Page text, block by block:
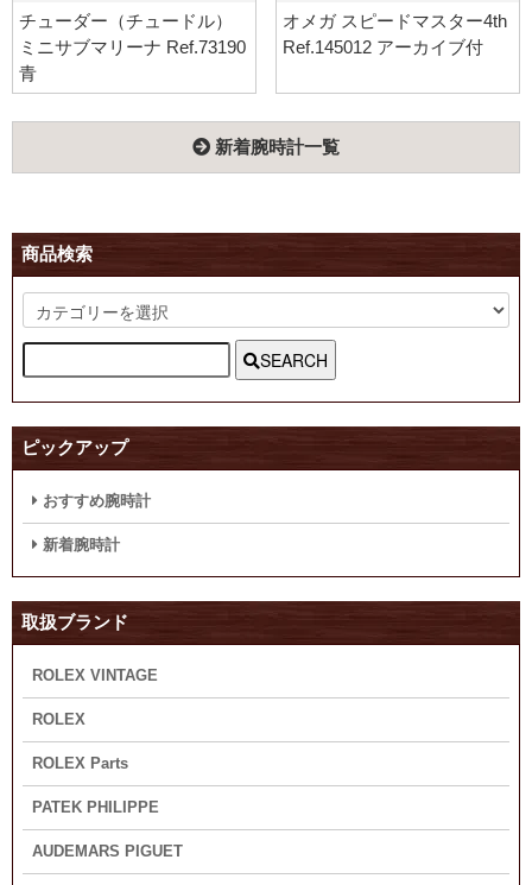
チューダー（チュードル）
ミニサブマリーナ Ref.73190
青
オメガ スピードマスター4th
Ref.145012 アーカイブ付
新着腕時計一覧
商品検索
SEARCH
ピックアップ
おすすめ腕時計
新着腕時計
取扱ブランド
ROLEX VINTAGE
ROLEX
ROLEX Parts
PATEK PHILIPPE
AUDEMARS PIGUET